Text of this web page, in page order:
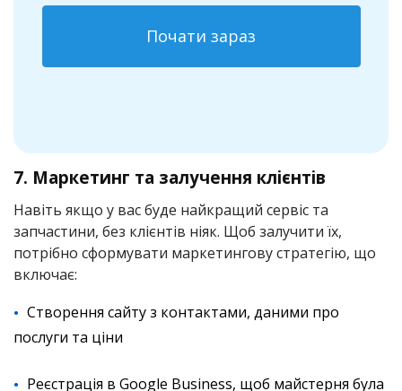
Почати зараз
7. Маркетинг та залучення клієнтів
Навіть якщо у вас буде найкращий сервіс та
запчастини, без клієнтів ніяк. Щоб залучити їх,
потрібно сформувати маркетингову стратегію, що
включає:
Створення сайту з контактами, даними про
послуги та ціни
Реєстрація в Google Business, щоб майстерня була